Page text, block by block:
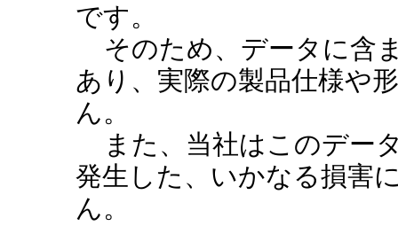
です。
そのため、データに含
あり、実際の製品仕様や
ん。
また、当社はこのデー
発生した、いかなる損害
ん。